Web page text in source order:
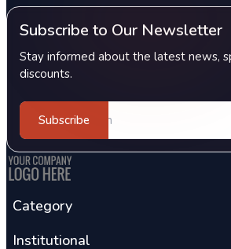
Subscribe to Our Newsletter
Stay informed about the latest news,
discounts.
Subscribe
Category
Institutional